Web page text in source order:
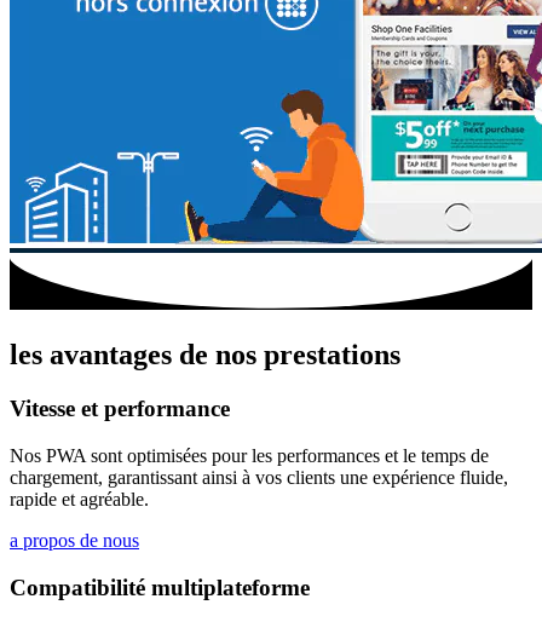
les avantages de nos prestations
Vitesse et performance
Nos PWA sont optimisées pour les performances et le temps de
chargement, garantissant ainsi à vos clients une expérience fluide,
rapide et agréable.
a propos de nous
Compatibilité multiplateforme